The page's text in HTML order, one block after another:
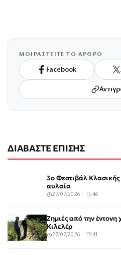
ΜΟΙΡΑΣΤΕΙΤΕ ΤΟ ΑΡΘΡΟ
Facebook
ΔΙΑΒΑΣΤΕ ΕΠΙΣΗΣ
3ο Φεστιβάλ
αυλαία
27/07/2026 - 13:46
Ζημιές από την
Κιλελέρ
27/07/2026 - 13:41